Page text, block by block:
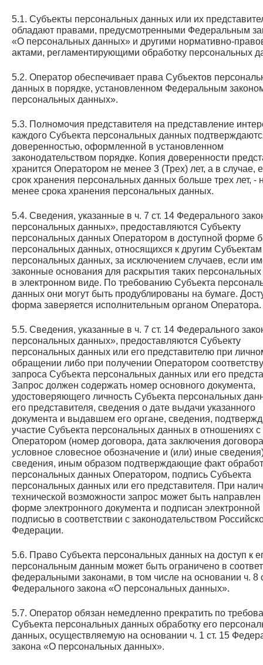
5.1. Субъекты персональных данных или их
обладают правами, предусмотренными Федеральным
«О персональных данных» и другими нормативно-
актами, регламентирующими обработку персональных
5.2. Оператор обеспечивает права Субъектов
данных в порядке, установленном Федеральным
персональных данных».
5.3. Полномочия представителя на представление
каждого Субъекта персональных данных
доверенностью, оформленной в установленном
законодательством порядке. Копия доверенности
хранится Оператором не менее 3 (Трех) лет, а в случае,
срок хранения персональных данных больше трех лет, -
менее срока хранения персональных данных.
5.4. Сведения, указанные в ч. 7 ст. 14 Федерального
персональных данных», предоставляются Субъекту
персональных данных Оператором в доступной форме
персональных данных, относящихся к другим Субъектам
персональных данных, за исключением случаев, если
законные основания для раскрытия таких
в электронном виде. По требованию Субъекта
данных они могут быть продублированы на бумаге.
форма заверяется исполнительным органом Оператора.
5.5. Сведения, указанные в ч. 7 ст. 14 Федерального
персональных данных», предоставляются Субъекту
персональных данных или его представителю при
обращении либо при получении Оператором
запроса Субъекта персональных данных или его
Запрос должен содержать номер основного документа,
удостоверяющего личность Субъекта персональных
его представителя, сведения о дате выдачи указанного
документа и выдавшем его органе, сведения,
участие Субъекта персональных данных в отношениях с
Оператором (номер договора, дата заключения
условное словесное обозначение и (или) иные
сведения, иным образом подтверждающие факт
персональных данных Оператором, подпись Субъекта
персональных данных или его представителя. При
технической возможности запрос может быть направлен
форме электронного документа и подписан электронной
подписью в соответствии с законодательством
Федерации.
5.6. Право Субъекта персональных данных на доступ к
персональным данным может быть ограничено в
федеральными законами, в том числе на основании ч. 8
Федерального закона «О персональных данных».
5.7. Оператор обязан немедленно прекратить по
Субъекта персональных данных обработку его
данных, осуществляемую на основании ч. 1 ст. 15
закона «О персональных данных».